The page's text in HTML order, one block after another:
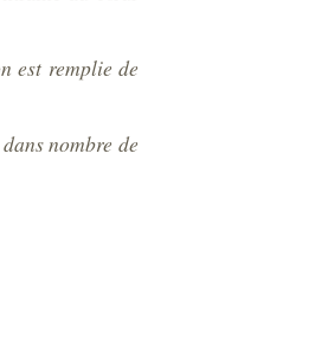
est remplie de
nombre de